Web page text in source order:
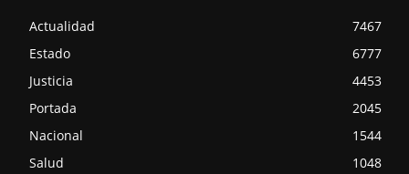
Actualidad
7467
Estado
6777
Justicia
4453
Portada
2045
Nacional
1544
Salud
1048